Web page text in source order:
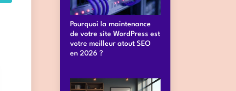
Pourquoi la maintenance
de votre site WordPress est
votre meilleur atout SEO
en 2026 ?